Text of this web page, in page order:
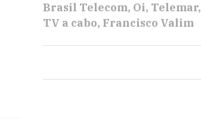
Brasil Telecom Oi Telemar
TV a cabo Francisco Valim